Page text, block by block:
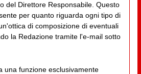
del Direttore Responsabile. Questo
per quanto riguarda ogni tipo di
di composizione di eventuali
la Redazione tramite l'e-mail sotto
una funzione esclusivamente